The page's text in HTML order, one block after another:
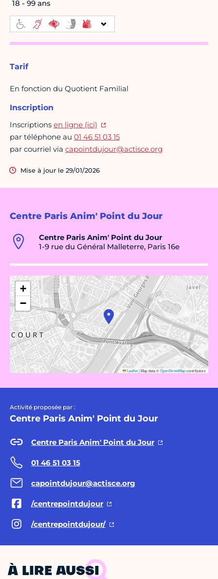
Centre Paris Anim' Point du Jour
Centre Paris Anim' Point du Jour
1-9 rue du Général Malleterre, Paris 16e
+
−
Leaflet|Map data ©OpenStreetMapcontributors
Activité proposée par :
Centre Paris Anim' Point du Jour
Centre Paris Anim' Point du Jour
01 46 51 03 15
capointdujour@actisce.org
/centrepointdujour
/centrepointdujour/
18 - 99 ans
Tarif
En fonction du Quotient Familial
Inscription
Inscriptions en ligne (ici)
par téléphone au 01 46 51 03 15
par courriel via capointdujour@actisce.org
Mise à jour le 29/01/2026
À LIRE AUSSI